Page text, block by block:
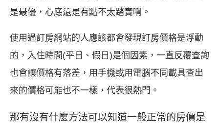
是最優，心底還是有點不太踏實啊。
使用過訂房網站的人應該都會發現訂房價格是浮動
的，入住時間(平日、假日)是個因素，一直反覆查詢
也會讓價格有落差，用手機或用電腦不同載具查出
來的價格可能也不一樣，代表很熱門。
那有沒有什麼方法可以知道一般正常的房價是